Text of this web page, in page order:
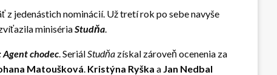
z jedenástich nominácií. Už tretí rok po sebe navyše
minisériaStudňa.
chodec. SeriálStudňa získal zároveň ocenenia za
Matoušková. Kristýna Ryška a Jan Nedbal